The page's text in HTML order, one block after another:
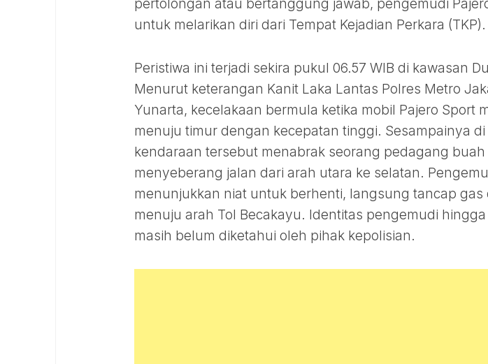
pertolongan atau bertanggung jawab, pengemudi
untuk melarikan diri dari Tempat Kejadian Perkara (TKP).
Peristiwa ini terjadi sekira pukul 06.57 WIB di kawasan
Menurut keterangan Kanit Laka Lantas Polres Metro
Yunarta, kecelakaan bermula ketika mobil Pajero Sport
menuju timur dengan kecepatan tinggi. Sesampainya
kendaraan tersebut menabrak seorang pedagang
menyeberang jalan dari arah utara ke selatan.
menunjukkan niat untuk berhenti, langsung tancap gas
menuju arah Tol Becakayu. Identitas pengemudi
masih belum diketahui oleh pihak kepolisian.